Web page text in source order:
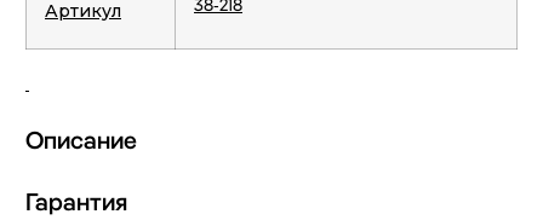
Артикул
Описание
Гарантия